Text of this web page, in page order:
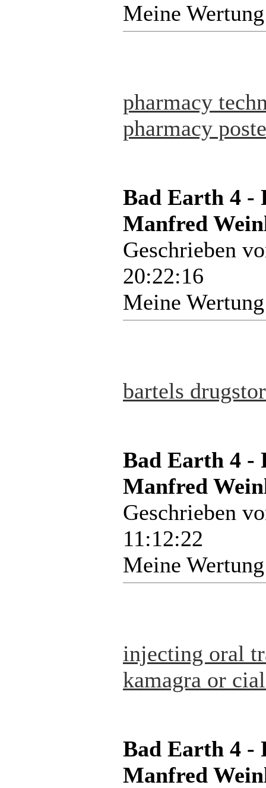
Meine
pharmacy
pharmacy
Bad Earth 4 -
Manfred
Geschrieben
20:22:16
Meine
bartels
Bad Earth 4 -
Manfred
Geschrieben
11:12:22
Meine
injecting oral
kamagra or
Bad Earth 4 -
Manfred